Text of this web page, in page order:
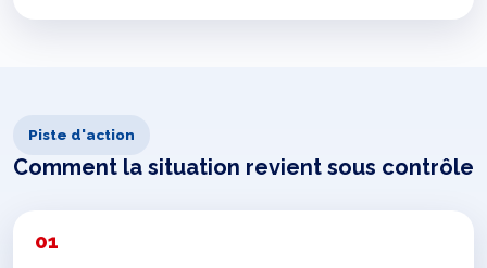
Piste d'action
Comment la situation revient sous contrôle
01